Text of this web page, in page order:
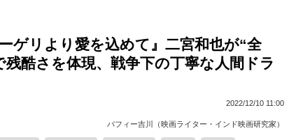
ーゲリより愛を込めて』二宮和也が“全
残酷さを体現、戦争下の丁寧な人間ドラ
2022/12/10 11:00
バフィー吉川（映画ライター・インド映画研究家）